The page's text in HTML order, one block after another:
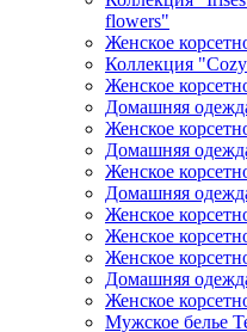
flowers"
Женское
Коллекция
Женское
Домашняя
Женское
Домашняя
Женское
Домашняя
Женское
Женское
Женское
Домашняя
Женское
Мужское белье